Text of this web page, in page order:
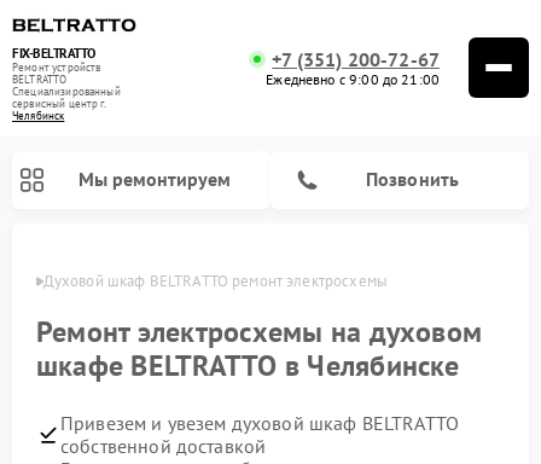
FIX-BELTRATTO
Ремонт устройств
BELTRATTO
Специализированный
cервисный центр г.
Челябинск
+7 (351) 200-72-67
Ежедневно с 9:00 до 21:00
Мы ремонтируем Позвонить
Духовой шкаф BELTRATTO ремонт электросхемы
Ремонт электросхемы на духовом
шкафе BELTRATTO в Челябинске
Привезем и увезем духовой шкаф BELTRATTO
собственной доставкой